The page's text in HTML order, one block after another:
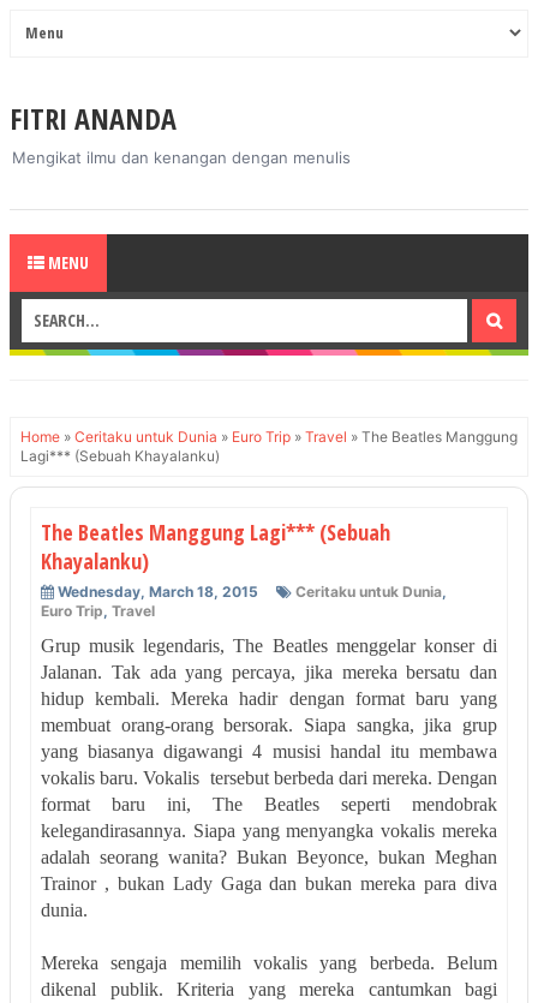
FITRI ANANDA
Mengikat ilmu dan kenangan dengan menulis
MENU
Home » Ceritaku untuk Dunia » Euro Trip » Travel » The Beatles Manggung
Lagi*** (Sebuah Khayalanku)
The Beatles Manggung Lagi*** (Sebuah
Khayalanku)
Wednesday, March 18, 2015 Ceritaku untuk Dunia,
Euro Trip, Travel
Grup musik legendaris, The Beatles menggelar konser di
Jalanan. Tak ada yang percaya, jika mereka bersatu dan
hidup kembali. Mereka hadir dengan format baru yang
membuat orang-orang bersorak. Siapa sangka, jika grup
yang biasanya digawangi 4 musisi handal itu membawa
vokalis baru. Vokalis tersebut berbeda dari mereka. Dengan
format baru ini, The Beatles seperti mendobrak
kelegandirasannya. Siapa yang menyangka vokalis mereka
adalah seorang wanita? Bukan Beyonce, bukan Meghan
Trainor , bukan Lady Gaga dan bukan mereka para diva
dunia.
Mereka sengaja memilih vokalis yang berbeda. Belum
dikenal publik. Kriteria yang mereka cantumkan bagi